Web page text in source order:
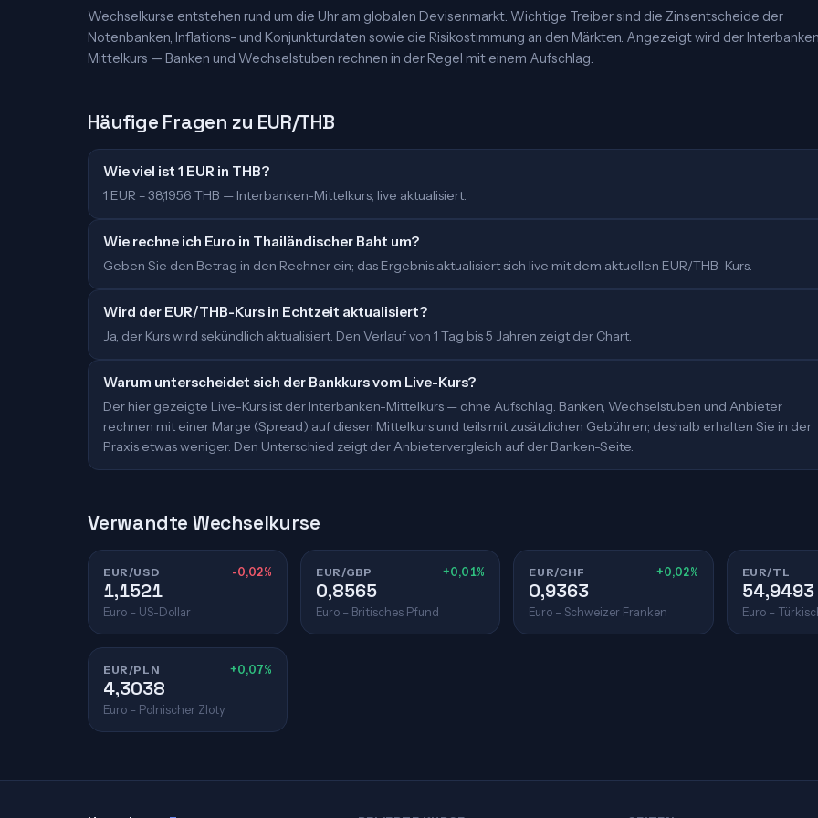
Wechselkurse entstehen rund um die Uhr am globalen Devisenmarkt. Wichtige Treiber sind die Zinsentscheide der
Notenbanken, Inflations- und Konjunkturdaten sowie die Risikostimmung an den Märkten. Angezeigt wird der
Mittelkurs — Banken und Wechselstuben rechnen in der Regel mit einem Aufschlag.
Häufige Fragen zu EUR/THB
Wie viel ist 1 EUR in THB?
1 EUR = 38,1956 THB — Interbanken-Mittelkurs, live aktualisiert.
Wie rechne ich Euro in Thailändischer Baht um?
Geben Sie den Betrag in den Rechner ein; das Ergebnis aktualisiert sich live mit dem aktuellen EUR/THB-Kurs.
Wird der EUR/THB-Kurs in Echtzeit aktualisiert?
Ja, der Kurs wird sekündlich aktualisiert. Den Verlauf von 1 Tag bis 5 Jahren zeigt der Chart.
Warum unterscheidet sich der Bankkurs vom Live-Kurs?
Der hier gezeigte Live-Kurs ist der Interbanken-Mittelkurs — ohne Aufschlag. Banken, Wechselstuben und Anbieter
rechnen mit einer Marge (Spread) auf diesen Mittelkurs und teils mit zusätzlichen Gebühren; deshalb erhalten Sie in der
Praxis etwas weniger. Den Unterschied zeigt der Anbietervergleich auf der Banken-Seite.
Verwandte Wechselkurse
EUR/USD -0,02%
1,1521
Euro – US-Dollar
EUR/GBP +0,01%
0,8565
Euro – Britisches Pfund
EUR/CHF +0,02%
0,9363
Euro – Schweizer Franken
EUR/TL
54,9493
Euro –
EUR/PLN +0,07%
4,3038
Euro – Polnischer Zloty